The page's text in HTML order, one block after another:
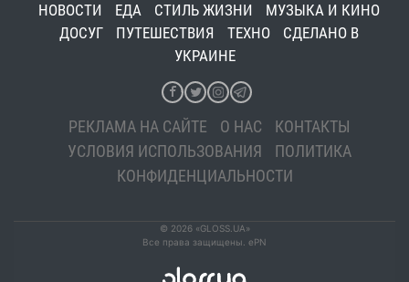
НОВОСТИ ЕДА СТИЛЬ ЖИЗНИ
МУЗЫКА И КИНО
ДОСУГ
ПУТЕШЕСТВИЯ ТЕХНО
СДЕЛАНО В
УКРАИНЕ
РЕКЛАМА НА САЙТЕ О НАС
КОНТАКТЫ
УСЛОВИЯ ИСПОЛЬЗОВАНИЯ
ПОЛИТИКА
КОНФИДЕНЦИАЛЬНОСТИ
© 2026 «GLOSS.UA»
Все права защищены. ePN